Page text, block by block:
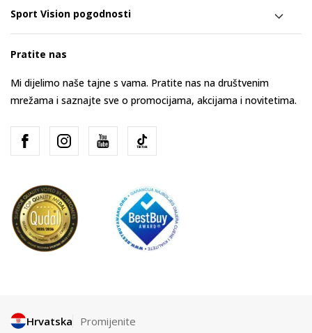
Sport Vision pogodnosti
Pratite nas
Mi dijelimo naše tajne s vama. Pratite nas na društvenim
mrežama i saznajte sve o promocijama, akcijama i novitetima.
Hrvatska Promijenite